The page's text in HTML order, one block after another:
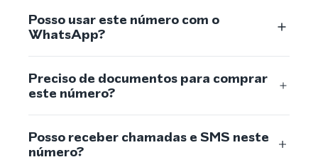
Posso usar este número com o
WhatsApp?
Preciso de documentos para comprar
este número?
Posso receber chamadas e SMS neste
número?